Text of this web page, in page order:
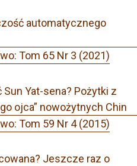
automatycznego
Tom 65 Nr 3 (2021)
Yat-sena? Pożytki z
ojca” nowożytnych Chin
Tom 59 Nr 4 (2015)
Jeszcze raz o